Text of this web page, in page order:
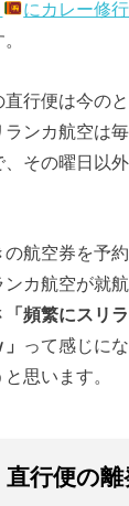
にカレー修
行便は今の
ンカ航空は
その曜日以
航空券を予
カ航空が就
「頻繁にスリ
って感じに
思います。
行便の離